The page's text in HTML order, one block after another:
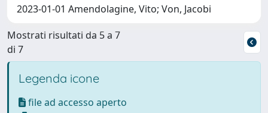
2023-01-01 Amendolagine, Vito; Von, Jacobi
Mostrati risultati da 5 a 7
di 7
Legenda icone
file ad accesso aperto